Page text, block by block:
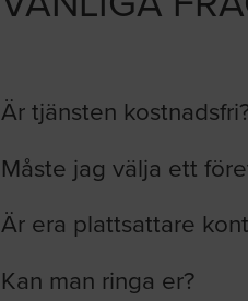
Är tjänsten
Måste jag välja ett
Är era plattsattare
Kan man ringa er?